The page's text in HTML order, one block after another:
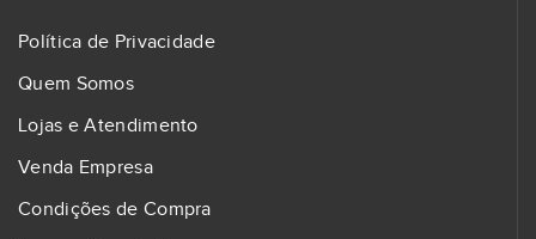
Política de Privacidade
Quem Somos
Lojas e Atendimento
Venda Empresa
Condições de Compra